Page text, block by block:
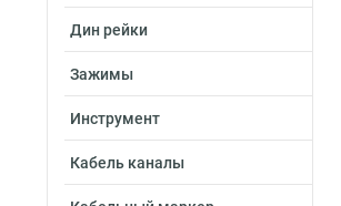
Дин рейки
Зажимы
Инструмент
Кабель каналы